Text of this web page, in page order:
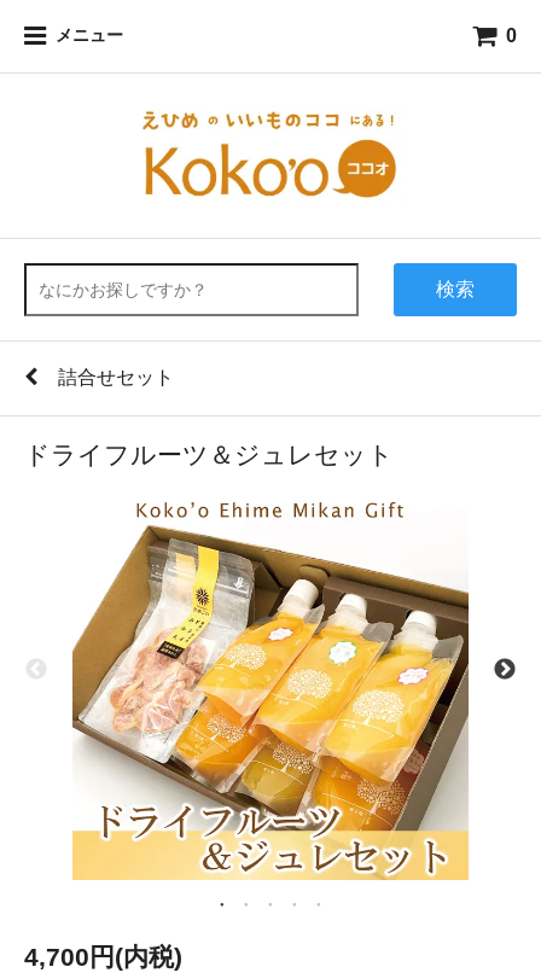
メニュー 0
検索
詰合せセット
ドライフルーツ＆ジュレセット
4,700円(内税)